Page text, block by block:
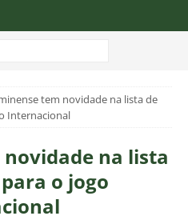
tem novidade na lista de
Internacional
na lista
o jogo